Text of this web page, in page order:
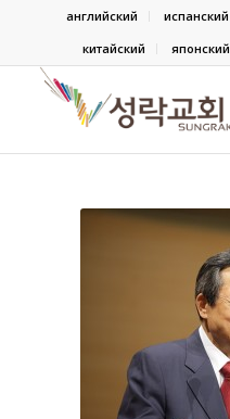
английский испанский
китайский
японский